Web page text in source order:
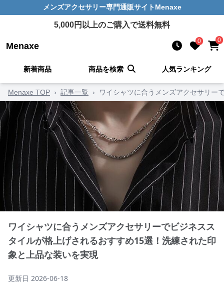
メンズアクセサリー専門通販サイト Menaxe
5,000円以上のご購入で送料無料
Menaxe 0 0
新着商品 商品を検索 人気ランキング
Menaxe TOP › 記事一覧 › ワイシャツに合うメンズアクセサリー
ワイシャツに合うメンズアクセサリーでビジネスス
タイルが格上げされるおすすめ15選！洗練された印
象と上品な装いを実現
更新日 2026-06-18